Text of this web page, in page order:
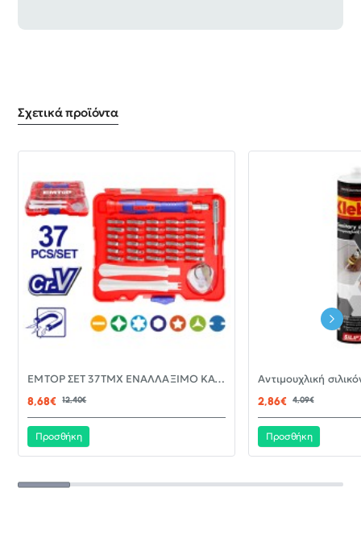
Σχετικά προϊόντα
-30%EMTOP ΣΕΤ 37ΤΜΧ ΕΝΑΛΛΑΞΙΜΟ ΚΑΤΣΑΒΙΔΙ ΜΕ ΜΥΤΕΣ EBST03702
8,68€
12,40€
Προσθήκη
2,86€ 4,09€
Προσθήκη